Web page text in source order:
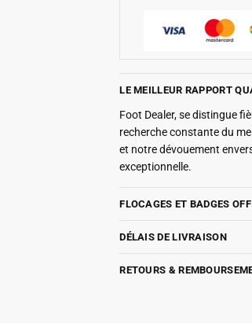
LE MEILLEUR RAPPORT
Foot Dealer, se distingue
recherche constante du
et notre dévouement
exceptionnelle.
FLOCAGES ET BADGES
DÉLAIS DE LIVRAISON
RETOURS &